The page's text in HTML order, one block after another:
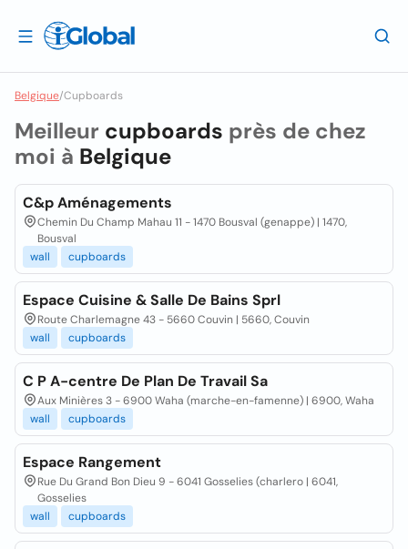
Belgique/Cupboards
Meilleur cupboards près de chez
moi à Belgique
C&p Aménagements
Chemin Du Champ Mahau 11 - 1470 Bousval (genappe) | 1470,
Bousval
wall
cupboards
Espace Cuisine & Salle De Bains Sprl
Route Charlemagne 43 - 5660 Couvin | 5660, Couvin
wall
cupboards
C P A-centre De Plan De Travail Sa
Aux Minières 3 - 6900 Waha (marche-en-famenne) | 6900, Waha
wall
cupboards
Espace Rangement
Rue Du Grand Bon Dieu 9 - 6041 Gosselies (charlero | 6041,
Gosselies
wall
cupboards